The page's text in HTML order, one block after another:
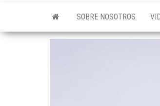
SOBRE NOSOTROS